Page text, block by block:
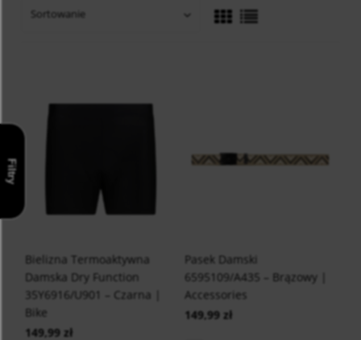
Filtry
Bielizna Termoaktywna
Damska Dry Function
35Y6916/U901 – Czarna |
Bike
149,99 zł
Pasek Damski
6595109/A435 – Brązowy |
Accessories
149,99 zł